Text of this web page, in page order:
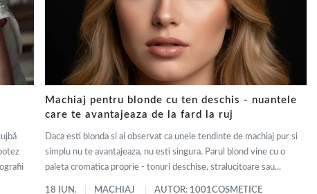
Machiaj pentru blonde cu ten deschis - nuantele
care te avantajeaza de la fard la ruj
Daca esti blonda si ai observat ca unele tendinte de machiaj pur si
simplu nu te avantajeaza, nu esti singura. Parul blond vine cu o
paleta cromatica proprie - tonuri deschise, stralucitoare sau...
18 IUN. MACHIAJ AUTOR: 1001COSMETICE